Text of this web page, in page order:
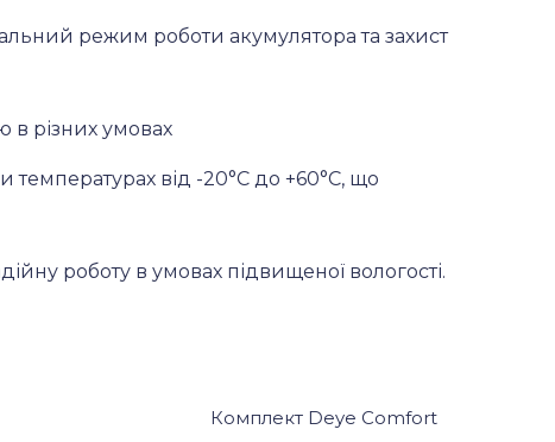
режим роботи акумулятора та захист
в різних умовах
від -20°C до +60°C, що
роботу в умовах підвищеної вологості.
Комплект Deye Comfort